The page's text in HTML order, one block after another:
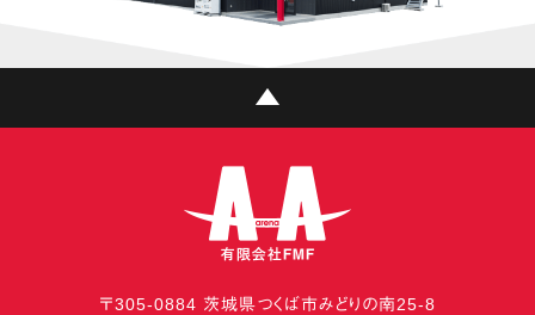
〒305-0884 茨城県つくば市みどりの南25-8